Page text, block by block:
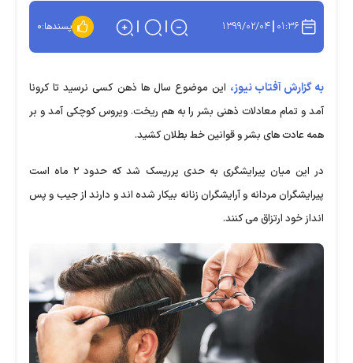
۰۱:۳۶ ۱۳۹۹/۰۲/۰۴ پسندها:۰
به گزارش آفتاب نیوز، این موضوع سال ها ذهن کسی نرسید تا کرونا
آمد و تمام معادلات ذهنی بشر را به هم ریخت. ویروس کوچکی آمد و بر
همه عادت های بشر و قوانین خط بطلان کشید.
در این میان پیرایشگری به حدی پرریسک شد که حدود ۲ ماه است
پیرایشگران مردانه و آرایشگران زنانه بیکار شده اند و دارند از جیب و پس
انداز خود ارتزاق می کنند.